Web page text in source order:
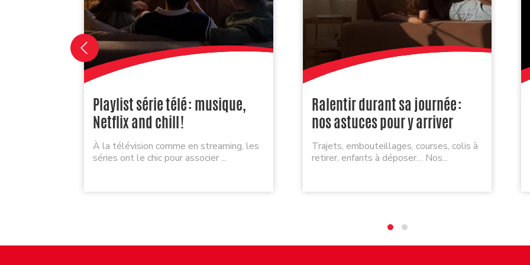
Playlist série télé : musique,
Netflix and chill !
À la télévision comme en streaming, les
séries ont le chic pour associer ...
Ralentir durant sa journée :
nos astuces pour y arriver
Trajets, embouteillages, courses, colis à
retirer, enfants à déposer… Nos...